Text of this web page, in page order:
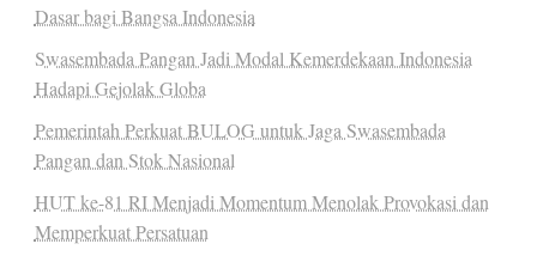
Dasar bagi Bangsa Indonesia
Swasembada Pangan Jadi Modal Kemerdekaan Indonesia
Hadapi Gejolak Globa
Pemerintah Perkuat BULOG untuk Jaga Swasembada
Pangan dan Stok Nasional
HUT ke-81 RI Menjadi Momentum Menolak Provokasi dan
Memperkuat Persatuan